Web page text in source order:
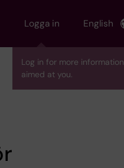
Logga in
Log in for more information
aimed at you.
English